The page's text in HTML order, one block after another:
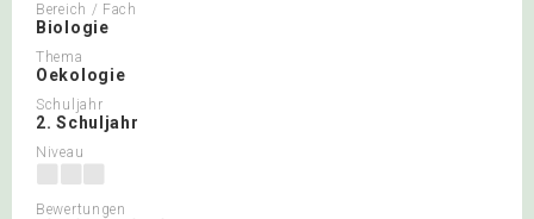
Bereich / Fach
Biologie
Thema
Oekologie
Schuljahr
2. Schuljahr
Niveau
Bewertungen